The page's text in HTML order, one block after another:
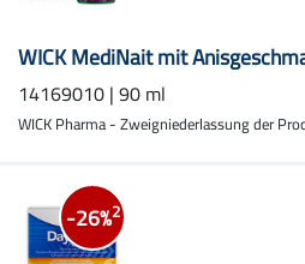
WICK MediNait mit
14169010 | 90 ml
WICK Pharma - Zweigniederlassung der
-26%2